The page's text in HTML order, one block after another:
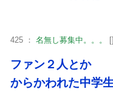
425 ： 名無し募集中。。。
ファン２人とか
からかわれた中学